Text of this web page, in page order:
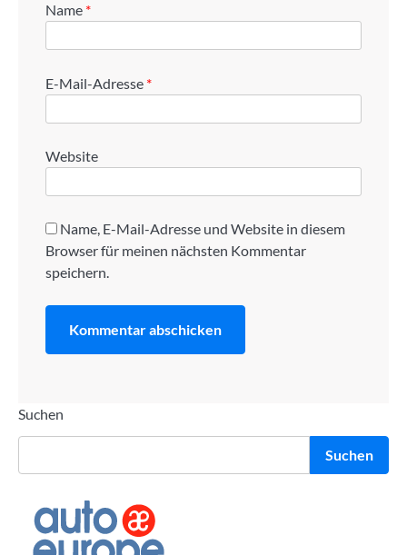
Name *
E-Mail-Adresse *
Website
Name, E-Mail-Adresse und Website in diesem
Browser für meinen nächsten Kommentar
speichern.
Suchen
Suchen